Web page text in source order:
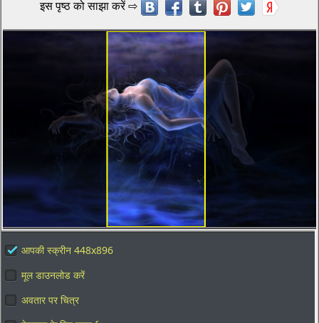
आपकी स्क्रीन 448x896
मूल डाउनलोड करें
अवतार पर चित्र